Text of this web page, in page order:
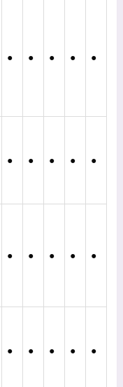
● ● ● ● ●
● ● ● ● ●
● ● ● ● ●
● ● ● ● ●